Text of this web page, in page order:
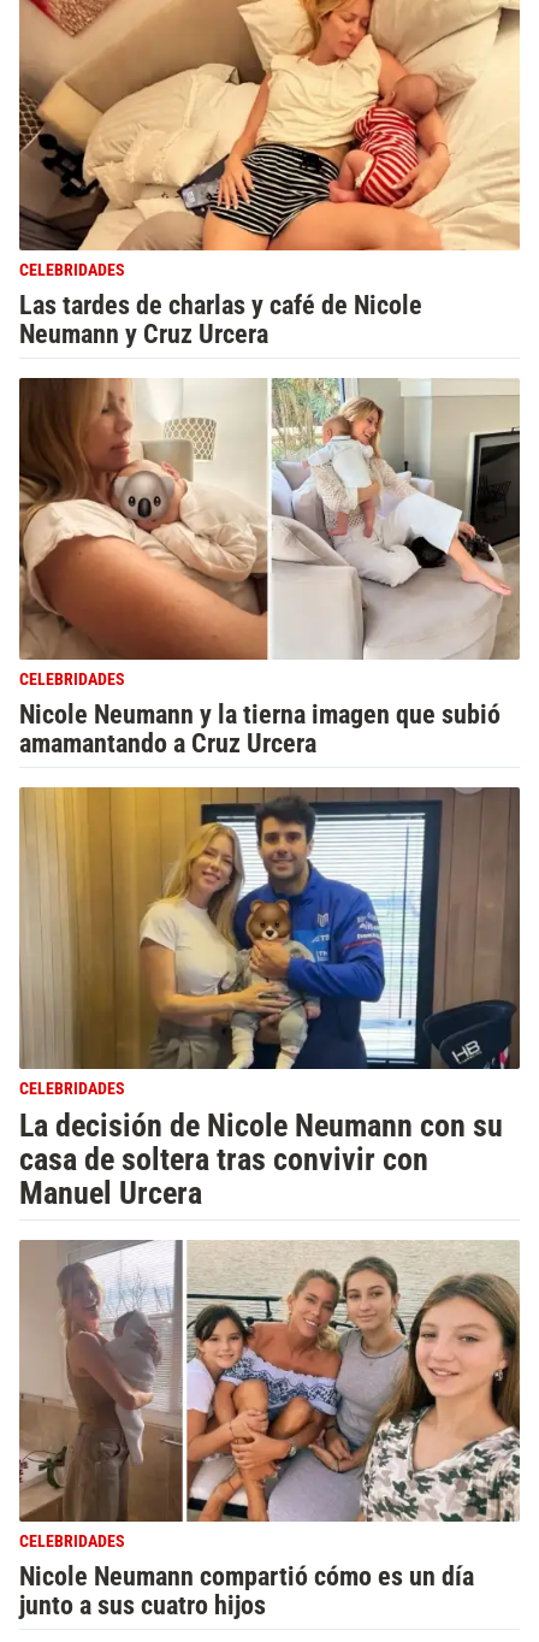
CELEBRIDADES
Las tardes de charlas y café de Nicole
Neumann y Cruz Urcera
CELEBRIDADES
Nicole Neumann y la tierna imagen que subió
amamantando a Cruz Urcera
CELEBRIDADES
La decisión de Nicole Neumann con su
casa de soltera tras convivir con
Manuel Urcera
CELEBRIDADES
Nicole Neumann compartió cómo es un día
junto a sus cuatro hijos